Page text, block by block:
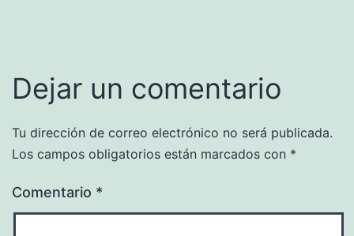
Dejar un comentario
Tu dirección de correo electrónico no será publicada.
Los campos obligatorios están marcados con *
Comentario *